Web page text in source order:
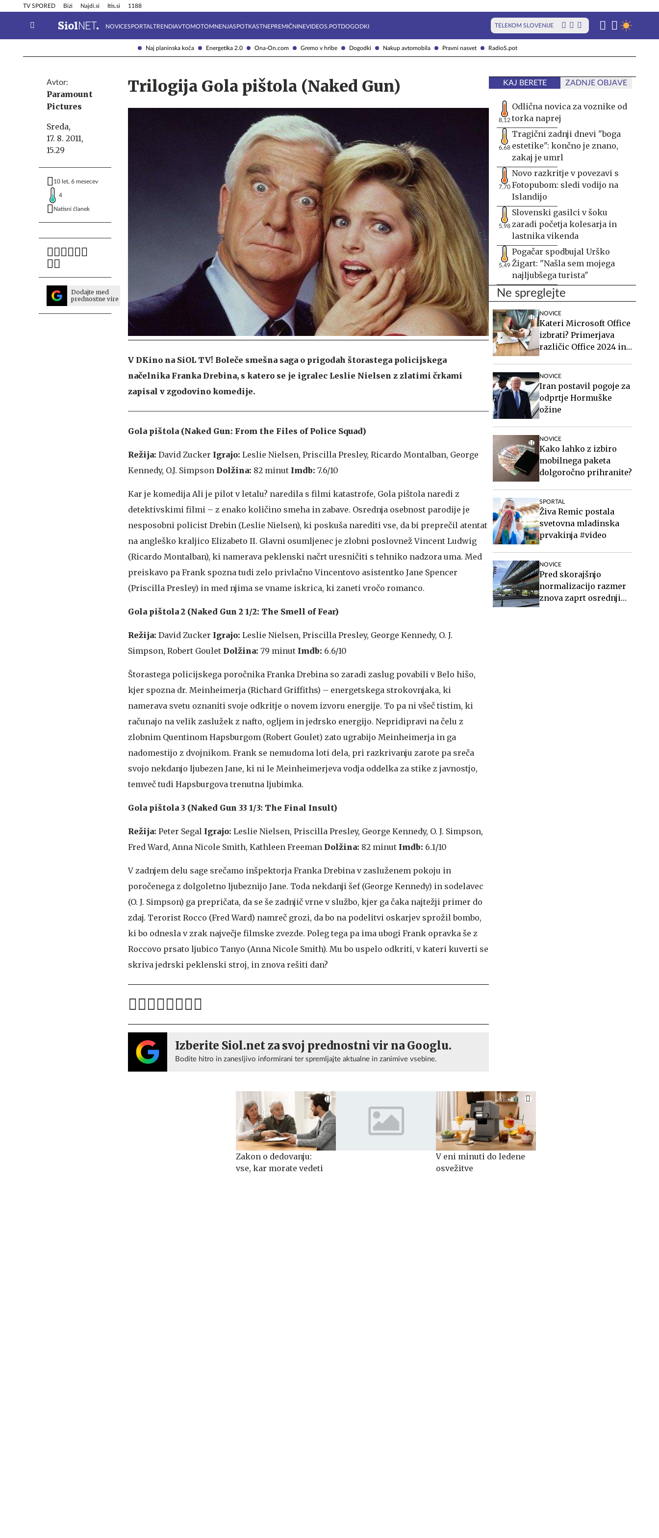
Naj planinska koča Energetika 2.0 Ona-On.com Gremo v hribe Dogodki Nakup avtomobila Pravni nasvet RadioS.pot
TV SPORED Bizi Najdi.si Itis.si 1188
NOVICESPORTAL TRENDIAVTOMOTOMNENJASPOTKASTNEPREMIČNINEVIDEOS.POTDOGODKI TELEKOM SLOVENIJE
Info in obvestila Tehnik
Avtor:
Paramount
Pictures
Sreda,
17. 8. 2011,
15.29
10 let, 6 mesecev
4
Natisni članek
Dodajte med
prednostne vire
Trilogija Gola pištola (Naked Gun)
V DKino na SiOL TV! Boleče smešna saga o prigodah štorastega policijskega
načelnika Franka Drebina, s katero se je igralec Leslie Nielsen z zlatimi črkami
zapisal v zgodovino komedije.
Gola pištola (Naked Gun: From the Files of Police Squad)
Režija: David Zucker Igrajo: Leslie Nielsen, Priscilla Presley, Ricardo Montalban, George
Kennedy, O.J. Simpson Dolžina: 82 minut Imdb: 7.6/10
Kar je komedija Ali je pilot v letalu? naredila s filmi katastrofe, Gola pištola naredi z
detektivskimi filmi – z enako količino smeha in zabave. Osrednja osebnost parodije je
nesposobni policist Drebin (Leslie Nielsen), ki poskuša narediti vse, da bi preprečil atentat
na angleško kraljico Elizabeto II. Glavni osumljenec je zlobni poslovnež Vincent Ludwig
(Ricardo Montalban), ki namerava peklenski načrt uresničiti s tehniko nadzora uma. Med
preiskavo pa Frank spozna tudi zelo privlačno Vincentovo asistentko Jane Spencer
(Priscilla Presley) in med njima se vname iskrica, ki zaneti vročo romanco.
Gola pištola 2 (Naked Gun 2 1/2: The Smell of Fear)
Režija: David Zucker Igrajo: Leslie Nielsen, Priscilla Presley, George Kennedy, O. J.
Simpson, Robert Goulet Dolžina: 79 minut Imdb: 6.6/10
Štorastega policijskega poročnika Franka Drebina so zaradi zaslug povabili v Belo hišo,
kjer spozna dr. Meinheimerja (Richard Griffiths) – energetskega strokovnjaka, ki
namerava svetu oznaniti svoje odkritje o novem izvoru energije. To pa ni všeč tistim, ki
računajo na velik zaslužek z nafto, ogljem in jedrsko energijo. Nepridipravi na čelu z
zlobnim Quentinom Hapsburgom (Robert Goulet) zato ugrabijo Meinheimerja in ga
nadomestijo z dvojnikom. Frank se nemudoma loti dela, pri razkrivanju zarote pa sreča
svojo nekdanjo ljubezen Jane, ki ni le Meinheimerjeva vodja oddelka za stike z javnostjo,
temveč tudi Hapsburgova trenutna ljubimka.
Gola pištola 3 (Naked Gun 33 1/3: The Final Insult)
Režija: Peter Segal Igrajo: Leslie Nielsen, Priscilla Presley, George Kennedy, O. J. Simpson,
Fred Ward, Anna Nicole Smith, Kathleen Freeman Dolžina: 82 minut Imdb: 6.1/10
V zadnjem delu sage srečamo inšpektorja Franka Drebina v zasluženem pokoju in
poročenega z dolgoletno ljubeznijo Jane. Toda nekdanji šef (George Kennedy) in sodelavec
(O. J. Simpson) ga prepričata, da se še zadnjič vrne v službo, kjer ga čaka najtežji primer do
zdaj. Terorist Rocco (Fred Ward) namreč grozi, da bo na podelitvi oskarjev sprožil bombo,
ki bo odnesla v zrak največje filmske zvezde. Poleg tega pa ima ubogi Frank opravka še z
Roccovo prsato ljubico Tanyo (Anna Nicole Smith). Mu bo uspelo odkriti, v kateri kuverti se
skriva jedrski peklenski stroj, in znova rešiti dan?
Izberite Siol.net za svoj prednostni vir na Googlu.
Bodite hitro in zanesljivo informirani ter spremljajte aktualne in zanimive vsebine.
KAJ BERETE ZADNJE OBJAVE
8,12
Odlična novica za voznike od
torka naprej
6,68
Tragični zadnji dnevi "boga
estetike": končno je znano,
zakaj je umrl
7,70
Novo razkritje v povezavi s
Fotopubom: sledi vodijo na
Islandijo
5,98
Slovenski gasilci v šoku
zaradi početja kolesarja in
lastnika vikenda
5,49
Pogačar spodbujal Urško
Žigart: "Našla sem mojega
najljubšega turista"
Ne spreglejte
NOVICE
Kateri Microsoft Office
izbrati? Primerjava
različic Office 2024 in
NOVICE
Iran postavil pogoje za
odprtje Hormuške
ožine
NOVICE
Kako lahko z izbiro
mobilnega paketa
dolgoročno prihranite?
SPORTAL
Živa Remic postala
svetovna mladinska
prvakinja #video
NOVICE
Pred skorajšnjo
normalizacijo razmer
znova zaprt osrednji
Zakon o dedovanju:
vse, kar morate vedeti
V eni minuti do ledene
osvežitve